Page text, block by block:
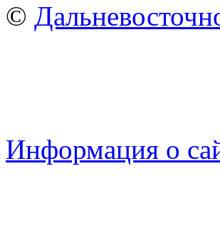
©
Информация о